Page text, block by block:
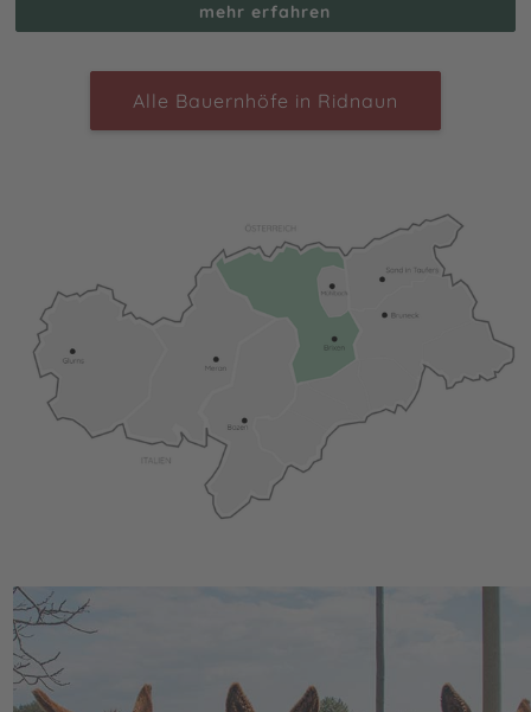
genau richtig. Unweit von Sterzing im Eisacktal in Südtirol
Bergbaudorf gilt. EinUrlaub auf dem Bauernhof in
ebenso einige historische Besonderheiten zu erkunden.
Besuche beispielsweise die Schaustollen oder die
originalen Gruben. Ebenso erwartet Dich in Ridnaun das
romantische Kirchlein von St. Magdalena.
mehr erfahren
Alle Bauernhöfe in Ridnaun